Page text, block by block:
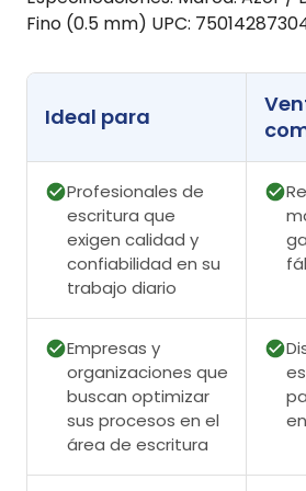
Fino (0.5 mm) UPC:
Ideal para
Profesionales de
escritura que
exigen calidad y
confiabilidad en su
trabajo diario
Empresas y
organizaciones que
buscan optimizar
sus procesos en el
área de escritura